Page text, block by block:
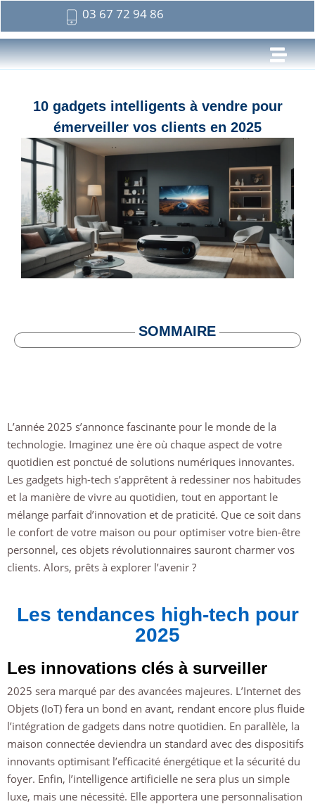
03 67 72 94 86
10 gadgets intelligents à vendre pour
émerveiller vos clients en 2025
SOMMAIRE
L’année 2025 s’annonce fascinante pour le monde de la
technologie. Imaginez une ère où chaque aspect de votre
quotidien est ponctué de solutions numériques innovantes.
Les gadgets high-tech s’apprêtent à redessiner nos habitudes
et la manière de vivre au quotidien, tout en apportant le
mélange parfait d’innovation et de praticité. Que ce soit dans
le confort de votre maison ou pour optimiser votre bien-être
personnel, ces objets révolutionnaires sauront charmer vos
clients. Alors, prêts à explorer l’avenir ?
Les tendances high-tech pour
2025
Les innovations clés à surveiller
2025 sera marqué par des avancées majeures. L’Internet des
Objets (IoT) fera un bond en avant, rendant encore plus fluide
l’intégration de gadgets dans notre quotidien. En parallèle, la
maison connectée deviendra un standard avec des dispositifs
innovants optimisant l’efficacité énergétique et la sécurité du
foyer. Enfin, l’intelligence artificielle ne sera plus un simple
luxe, mais une nécessité. Elle apportera une personnalisation